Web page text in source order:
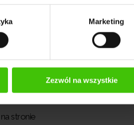
Marketing
Zezwól na wszystkie
Oto niektóre
stronie